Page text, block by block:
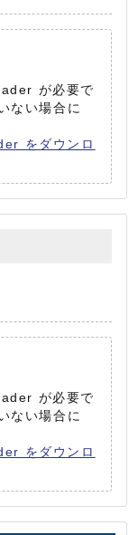
が必要で
ない場合に
をダウンロ
が必要で
ない場合に
をダウンロ